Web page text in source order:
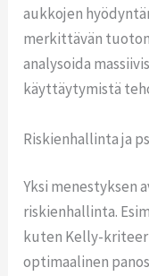
aukkojen
merkittävän
analysoida
käyttäytymistä
Riskienhallinta ja
Yksi menestyksen
riskienhallinta.
kuten Kelly-
optimaalinen